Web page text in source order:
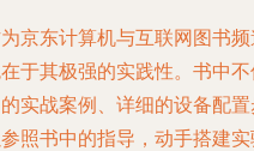
京东计算机与互联网图书
于其极强的实践性。书中
实战案例、详细的设备配
照书中的指导，动手搭建